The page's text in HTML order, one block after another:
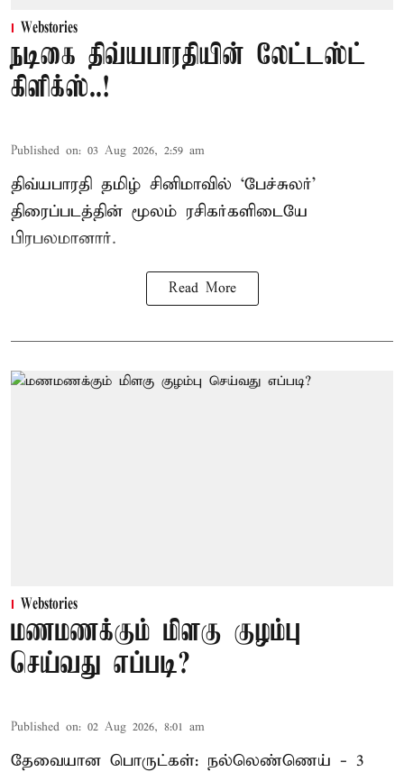
Webstories
நடிகை திவ்யபாரதியின் லேட்டஸ்ட்
கிளிக்ஸ்..!
Published on: 03 Aug 2026, 2:59 am
திவ்யபாரதி தமிழ் சினிமாவில் ‘பேச்சுலர்’
திரைப்படத்தின் மூலம் ரசிகர்களிடையே
பிரபலமானார்.
Read More
Webstories
மணமணக்கும் மிளகு குழம்பு
செய்வது எப்படி?
Published on: 02 Aug 2026, 8:01 am
தேவையான பொருட்கள்: நல்லெண்ணெய் - 3